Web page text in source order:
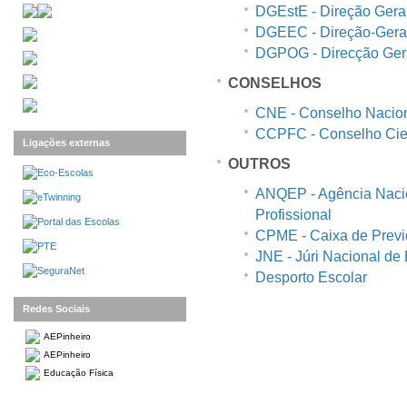
DGEstE - Direção
DGEEC - Direção-
DGPOG - Direcção
CONSELHOS
CNE - Conselho
CCPFC - Conselho
OUTROS
ANQEP - Agência
Profissional
CPME - Caixa de
JNE - Júri Nacional de
Desporto Escolar
Ligações externas
Redes Sociais
AEPinheiro
AEPinheiro
Educação Física